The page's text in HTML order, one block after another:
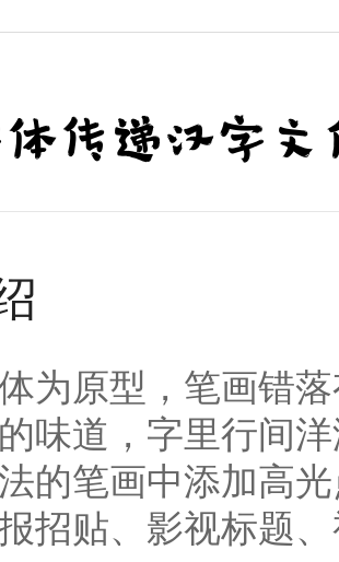
传递汉字文
为原型，笔画错
味道，字里行间
的笔画中添加高
招贴、影视标题